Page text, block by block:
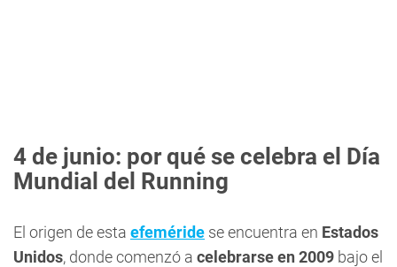
4 de junio: por qué se celebra el Día
Mundial del Running
El origen de esta efeméride se encuentra en Estados
Unidos, donde comenzó a celebrarse en 2009 bajo el